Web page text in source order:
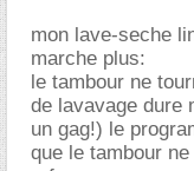
mon lave-seche
marche plus:
le tambour ne
de lavavage dure
un gag!) le
que le tambour ne